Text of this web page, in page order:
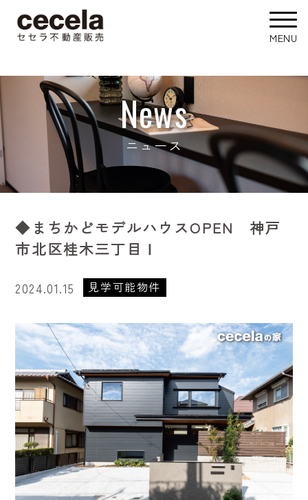
News
ニュース
◆まちかどモデルハウスOPEN 神戸
市北区桂木三丁目Ⅰ
2024.01.15 見学可能物件